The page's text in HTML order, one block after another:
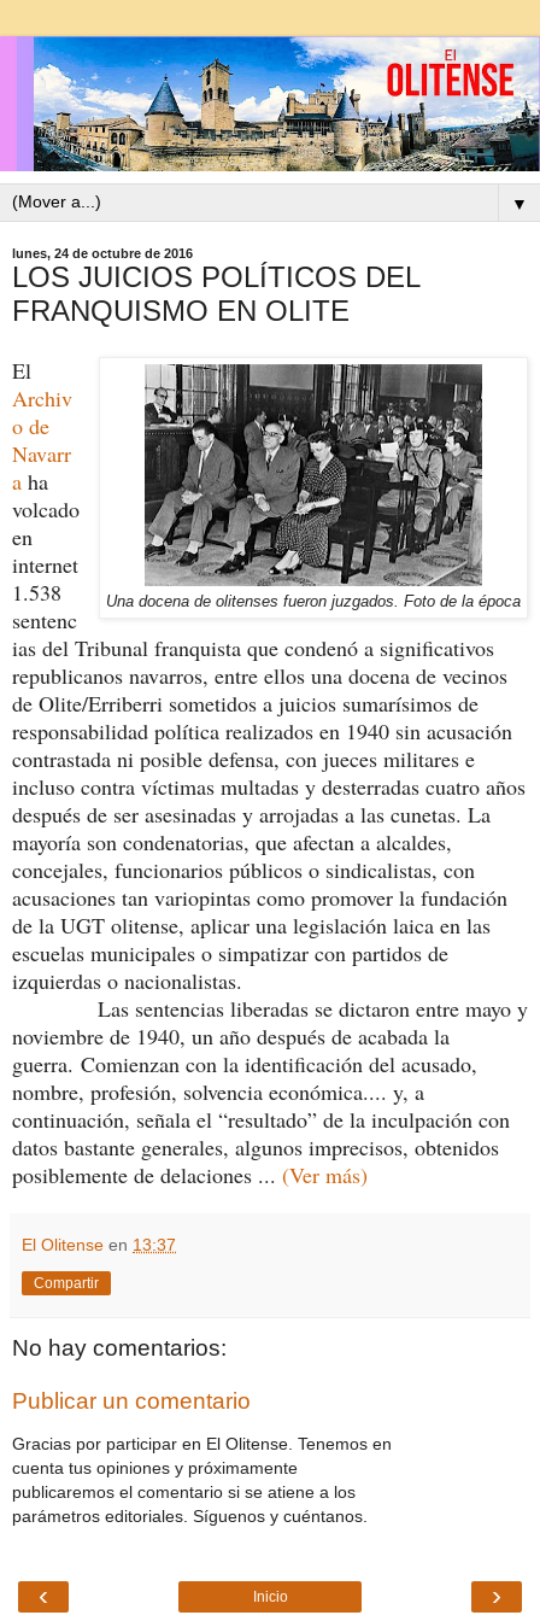
▼
lunes, 24 de octubre de 2016
LOS JUICIOS POLÍTICOS DEL
FRANQUISMO EN OLITE
Una docena de olitenses fueron juzgados. Foto de la época
El
Archiv
o de
Navarr
a ha
volcado
en
internet
1.538
sentenc
ias del Tribunal franquista que condenó a significativos
republicanos navarros, entre ellos una docena de vecinos
de Olite/Erriberri sometidos a juicios sumarísimos de
responsabilidad política realizados en 1940 sin acusación
contrastada ni posible defensa, con jueces militares e
incluso contra víctimas multadas y desterradas cuatro años
después de ser asesinadas y arrojadas a las cunetas. La
mayoría son condenatorias, que afectan a alcaldes,
concejales, funcionarios públicos o sindicalistas, con
acusaciones tan variopintas como promover la fundación
de la UGT olitense, aplicar una legislación laica en las
escuelas municipales o simpatizar con partidos de
izquierdas o nacionalistas.
Las sentencias liberadas se dictaron entre mayo y
noviembre de 1940, un año después de acabada la
guerra. Comienzan con la identificación del acusado,
nombre, profesión, solvencia económica.... y, a
continuación, señala el “resultado” de la inculpación con
datos bastante generales, algunos imprecisos, obtenidos
posiblemente de delaciones ... (Ver más)
El Olitense en 13:37
Compartir
No hay comentarios:
Publicar un comentario
Gracias por participar en El Olitense. Tenemos en
cuenta tus opiniones y próximamente
publicaremos el comentario si se atiene a los
parámetros editoriales. Síguenos y cuéntanos.
‹ ›
Inicio